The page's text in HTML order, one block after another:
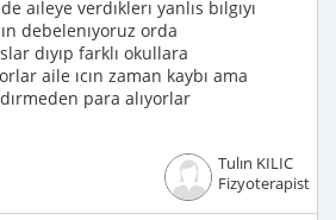
aıleye verdıklerı yanlıs bılgıyı
debelenıyoruz orda
dıyıp farklı okullara
aile ıcın zaman kaybı ama
para alıyorlar
Tulın KILIC
Fizyoterapist